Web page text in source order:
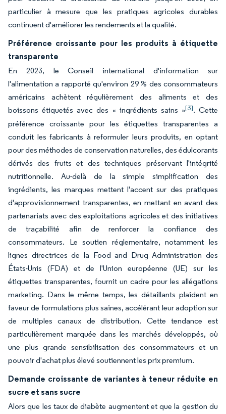
particulier à mesure que les pratiques agricoles durables
continuent d'améliorer les rendements et la qualité.
Préférence croissante pour les produits à étiquette
transparente
En 2023, le Conseil international d'information sur
l'alimentation a rapporté qu'environ 29 % des consommateurs
américains achètent régulièrement des aliments et des
boissons étiquetés avec des « ingrédients sains »[3]. Cette
préférence croissante pour les étiquettes transparentes a
conduit les fabricants à reformuler leurs produits, en optant
pour des méthodes de conservation naturelles, des édulcorants
dérivés des fruits et des techniques préservant l'intégrité
nutritionnelle. Au-delà de la simple simplification des
ingrédients, les marques mettent l'accent sur des pratiques
d'approvisionnement transparentes, en mettant en avant des
partenariats avec des exploitations agricoles et des initiatives
de traçabilité afin de renforcer la confiance des
consommateurs. Le soutien réglementaire, notamment les
lignes directrices de la Food and Drug Administration des
États-Unis (FDA) et de l'Union européenne (UE) sur les
étiquettes transparentes, fournit un cadre pour les allégations
marketing. Dans le même temps, les détaillants plaident en
faveur de formulations plus saines, accélérant leur adoption sur
de multiples canaux de distribution. Cette tendance est
particulièrement marquée dans les marchés développés, où
une plus grande sensibilisation des consommateurs et un
pouvoir d'achat plus élevé soutiennent les prix premium.
Demande croissante de variantes à teneur réduite en
sucre et sans sucre
Alors que les taux de diabète augmentent et que la gestion du